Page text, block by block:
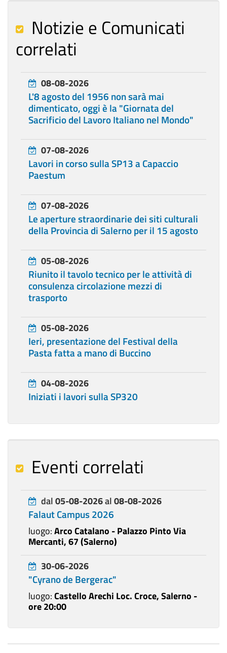
Notizie e Comunicati
correlati
08-08-2026
L'8 agosto del 1956 non sarà mai
dimenticato, oggi è la "Giornata del
Sacrificio del Lavoro Italiano nel Mondo"
07-08-2026
Lavori in corso sulla SP13 a Capaccio
Paestum
07-08-2026
Le aperture straordinarie dei siti culturali
della Provincia di Salerno per il 15 agosto
05-08-2026
Riunito il tavolo tecnico per le attività di
consulenza circolazione mezzi di
trasporto
05-08-2026
Ieri, presentazione del Festival della
Pasta fatta a mano di Buccino
04-08-2026
Iniziati i lavori sulla SP320
Eventi correlati
dal05-08-2026al08-08-2026
Falaut Campus 2026
luogo:Arco Catalano - Palazzo Pinto Via
Mercanti, 67 (Salerno)
30-06-2026
"Cyrano de Bergerac"
luogo:Castello Arechi Loc. Croce, Salerno -
ore 20:00